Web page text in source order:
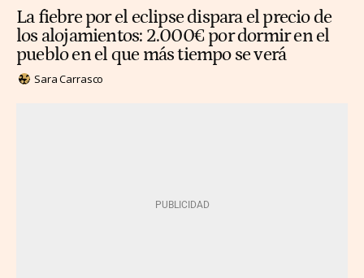
La fiebre por el eclipse dispara el precio de
los alojamientos: 2.000€ por dormir en el
pueblo en el que más tiempo se verá
Sara Carrasco